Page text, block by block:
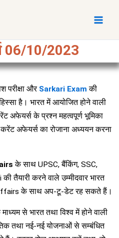
06/10/2023
परीक्षा और Sarkari Exam की
है। भारत में आयोजित होने वाली
अफेयर्स के प्रश्न महत्वपूर्ण भूमिका
करेंट अफेयर्स का रोजाना अध्ययन करना
के साथ UPSC, बैंकिंग, SSC,
तैयारी करने वाले उम्मीदवार भारत
के साथ अप-टू-डेट रह सकते हैं।
से भारत तथा विश्व में होने वाली
तथा नई-नई योजनाओं से सम्बंधित